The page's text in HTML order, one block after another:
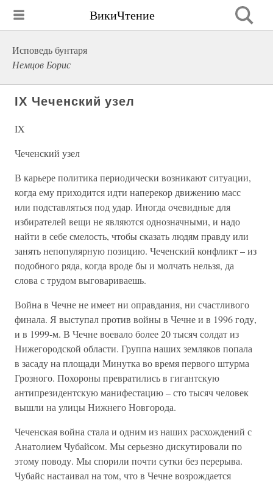
ВикиЧтение
Исповедь бунтаря
Немцов Борис
IX Чеченский узел
IX
Чеченский узел
В карьере политика периодически возникают ситуации,
когда ему приходится идти наперекор движению масс
или подставляться под удар. Иногда очевидные для
избирателей вещи не являются однозначными, и надо
найти в себе смелость, чтобы сказать людям правду или
занять непопулярную позицию. Чеченский конфликт – из
подобного ряда, когда вроде бы и молчать нельзя, да
слова с трудом выговариваешь.
Война в Чечне не имеет ни оправдания, ни счастливого
финала. Я выступал против войны в Чечне и в 1996 году,
и в 1999-м. В Чечне воевало более 20 тысяч солдат из
Нижегородской области. Группа наших земляков попала
в засаду на площади Минутка во время первого штурма
Грозного. Похороны превратились в гигантскую
антипрезидентскую манифестацию – сто тысяч человек
вышли на улицы Нижнего Новгорода.
Чеченская война стала и одним из наших расхождений с
Анатолием Чубайсом. Мы серьезно дискутировали по
этому поводу. Мы спорили почти сутки без перерыва.
Чубайс настаивал на том, что в Чечне возрождается